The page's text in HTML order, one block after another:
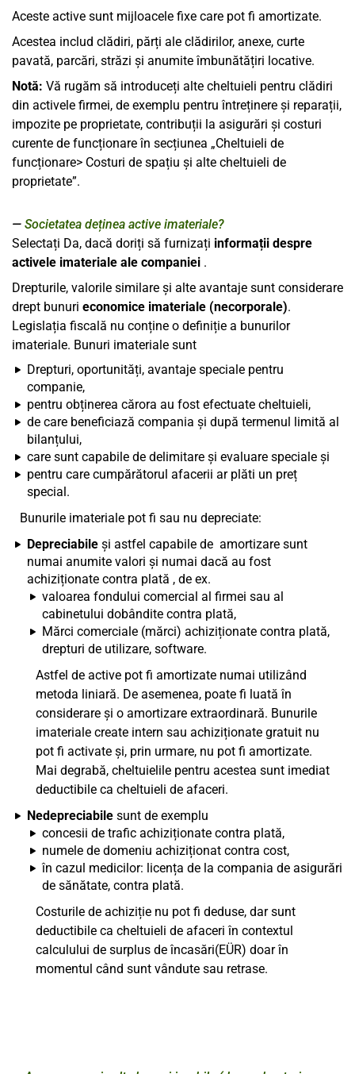
Aceste active sunt mijloacele fixe care pot fi amortizate.
Acestea includ clădiri, părți ale clădirilor, anexe, curte
pavată, parcări, străzi și anumite îmbunătățiri locative.
Notă: Vă rugăm să introduceți alte cheltuieli pentru clădiri
din activele firmei, de exemplu pentru întreținere și reparații,
impozite pe proprietate, contribuții la asigurări și costuri
curente de funcționare în secțiunea „Cheltuieli de
funcționare> Costuri de spațiu și alte cheltuieli de
proprietate”.
Societatea deținea active imateriale?
Selectați Da, dacă doriți să furnizați informații despre
activele imateriale ale companiei .
Drepturile, valorile similare și alte avantaje sunt considerare
drept bunuri economice imateriale (necorporale).
Legislația fiscală nu conține o definiție a bunurilor
imateriale. Bunuri imateriale sunt
Drepturi, oportunități, avantaje speciale pentru
companie,
pentru obținerea cărora au fost efectuate cheltuieli,
de care beneficiază compania și după termenul limită al
bilanțului,
care sunt capabile de delimitare și evaluare speciale și
pentru care cumpărătorul afacerii ar plăti un preț
special.
Bunurile imateriale pot fi sau nu depreciate:
Depreciabile și astfel capabile de amortizare sunt
numai anumite valori și numai dacă au fost
achiziționate contra plată , de ex.
valoarea fondului comercial al firmei sau al
cabinetului dobândite contra plată,
Mărci comerciale (mărci) achiziționate contra plată,
drepturi de utilizare, software.
Astfel de active pot fi amortizate numai utilizând
metoda liniară. De asemenea, poate fi luată în
considerare și o amortizare extraordinară. Bunurile
imateriale create intern sau achiziționate gratuit nu
pot fi activate și, prin urmare, nu pot fi amortizate.
Mai degrabă, cheltuielile pentru acestea sunt imediat
deductibile ca cheltuieli de afaceri.
Nedepreciabile sunt de exemplu
concesii de trafic achiziționate contra plată,
numele de domeniu achiziționat contra cost,
în cazul medicilor: licența de la compania de asigurări
de sănătate, contra plată.
Costurile de achiziție nu pot fi deduse, dar sunt
deductibile ca cheltuieli de afaceri în contextul
calculului de surplus de încasări(EÜR) doar în
momentul când sunt vândute sau retrase.